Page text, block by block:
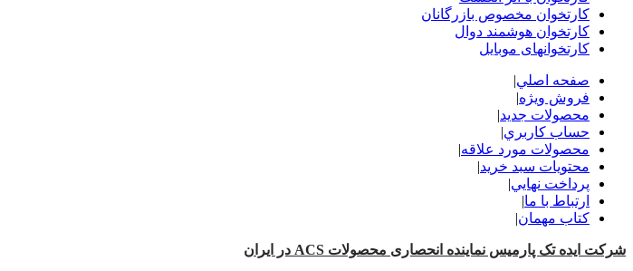
کارتخوان مخصوص بازرگانان
کارتخوان هوشمند دوال
کارتخوانهای موبایل
صفحه اصلي|
فروش ویژه|
محصولات جدید|
حساب کاربري|
محصولات مورد علاقه|
محتويات سبد خريد|
پرداخت نهايي|
ارتباط با ما|
کتاب مهمان|
شرکت ایده تک پارمیس نماینده انحصاری محصولات ACS در ایران